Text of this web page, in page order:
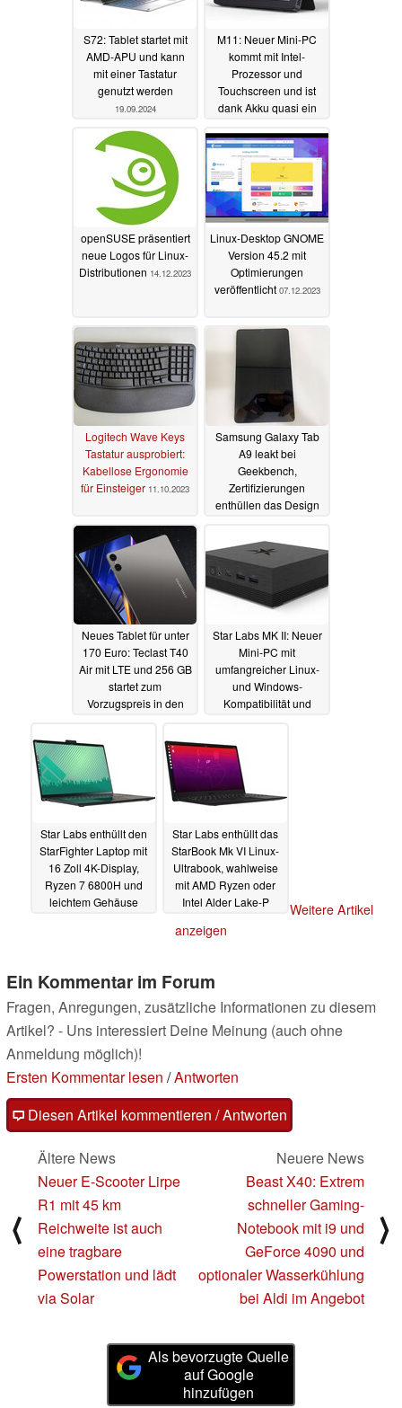
S72: Tablet startet mit
AMD-APU und kann
mit einer Tastatur
genutzt werden
19.09.2024
M11: Neuer Mini-PC
kommt mit Intel-
Prozessor und
Touchscreen und ist
dank Akku quasi ein
openSUSE präsentiert
neue Logos für Linux-
Distributionen 14.12.2023
Linux-Desktop GNOME
Version 45.2 mit
Optimierungen
veröffentlicht 07.12.2023
Logitech Wave Keys
Tastatur ausprobiert:
Kabellose Ergonomie
für Einsteiger 11.10.2023
Samsung Galaxy Tab
A9 leakt bei
Geekbench,
Zertifizierungen
enthüllen das Design
Neues Tablet für unter
170 Euro: Teclast T40
Air mit LTE und 256 GB
startet zum
Vorzugspreis in den
Star Labs MK II: Neuer
Mini-PC mit
umfangreicher Linux-
und Windows-
Kompatibilität und
Star Labs enthüllt den
StarFighter Laptop mit
16 Zoll 4K-Display,
Ryzen 7 6800H und
leichtem Gehäuse
Star Labs enthüllt das
StarBook Mk VI Linux-
Ultrabook, wahlweise
mit AMD Ryzen oder
Intel Alder Lake-P
Weitere Artikel
anzeigen
Ein Kommentar im Forum
Fragen, Anregungen, zusätzliche Informationen zu diesem
Artikel? - Uns interessiert Deine Meinung (auch ohne
Anmeldung möglich)!
Ersten Kommentar lesen /Antworten
Diesen Artikel kommentieren / Antworten
⟨
Ältere News
Neuer E-Scooter Lirpe
R1 mit 45 km
Reichweite ist auch
eine tragbare
Powerstation und lädt
via Solar
Neuere News
Beast X40: Extrem
schneller Gaming-
Notebook mit i9 und
GeForce 4090 und
optionaler Wasserkühlung
bei Aldi im Angebot
⟩
Als bevorzugte Quelle
auf Google
hinzufügen